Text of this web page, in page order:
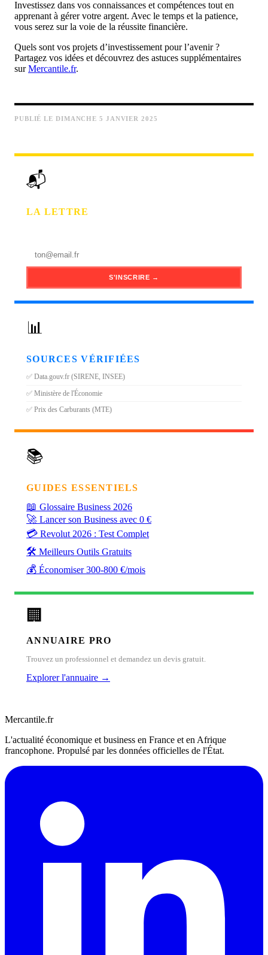
Investissez dans vos connaissances et compétences tout en
apprenant à gérer votre argent. Avec le temps et la patience,
vous serez sur la voie de la réussite financière.
Quels sont vos projets d’investissement pour l’avenir ?
Partagez vos idées et découvrez des astuces supplémentaires
surMercantile.fr.
PUBLIÉ LE DIMANCHE 5 JANVIER 2025
📬
LA LETTRE
S'INSCRIRE →
📊
SOURCES VÉRIFIÉES
✅ Data.gouv.fr (SIRENE, INSEE)
✅ Ministère de l'Économie
✅ Prix des Carburants (MTE)
📚
GUIDES ESSENTIELS
📖 Glossaire Business 2026
🚀 Lancer son Business avec 0 €
💳 Revolut 2026 : Test Complet
🛠️ Meilleurs Outils Gratuits
💰 Économiser 300-800 €/mois
🏢
ANNUAIRE PRO
Trouvez un professionnel et demandez un devis gratuit.
Explorer l'annuaire →
Mercantile.fr
L'actualité économique et business en France et en Afrique
francophone. Propulsé par les données officielles de l'État.